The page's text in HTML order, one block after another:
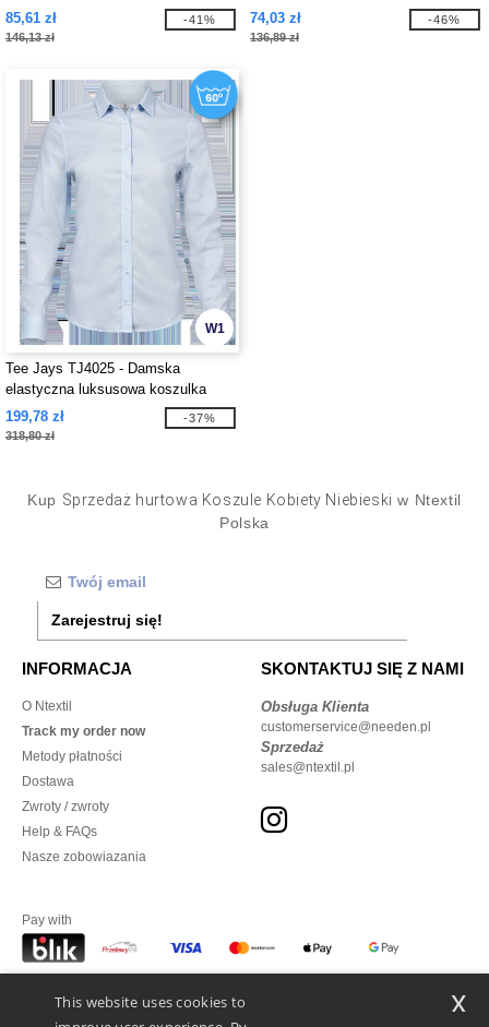
85,61 zł
146,13 zł
-41%
74,03 zł
136,89 zł
-46%
W1
Tee Jays TJ4025 - Damska
elastyczna luksusowa koszulka
199,78 zł
318,80 zł
-37%
Kup Sprzedaż hurtowa Koszule Kobiety Niebieski w Ntextil
Polska
Zarejestruj się!
INFORMACJA
O Ntextil
Track my order now
Metody płatności
Dostawa
Zwroty / zwroty
Help & FAQs
Nasze zobowiazania
SKONTAKTUJ SIĘ Z NAMI
Obsługa Klienta
customerservice@needen.pl
Sprzedaż
sales@ntextil.pl
Pay with
We ship with
This website uses cookies to
x